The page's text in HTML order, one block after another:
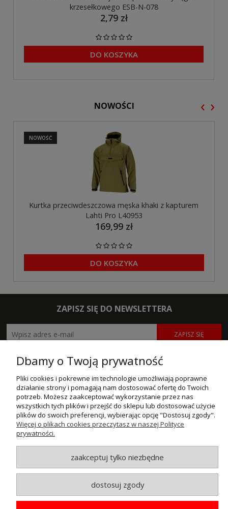
krzesełkowego ESB-N-078
2,79 zł
DO KOSZYKA
NOWOŚCI
Kurtka przeciwdeszczowa męska khaki z kapturem
Lahti Pro L40953
169,99 zł
DO KOSZYKA
NOWOŚĆ
‹ ›
ZAPISZ SIĘ DO NEWSLETTERA
ZAPISZ SIĘ
POMOC
MOJE KONTO
PŁATNOŚCI I DOSTAWA
INFORMACJE
O NAS
Dbamy o Twoją prywatność
Pliki cookies i pokrewne im technologie umożliwiają poprawne
działanie strony i pomagają nam dostosować ofertę do Twoich
potrzeb. Możesz zaakceptować wykorzystanie przez nas
wszystkich tych plików i przejść do sklepu lub dostosować użycie
plików do swoich preferencji, wybierając opcję "Dostosuj zgody".
Więcej o plikach cookies przeczytasz w naszej Polityce
prywatności.
zaakceptuj tylko niezbędne
dostosuj zgody